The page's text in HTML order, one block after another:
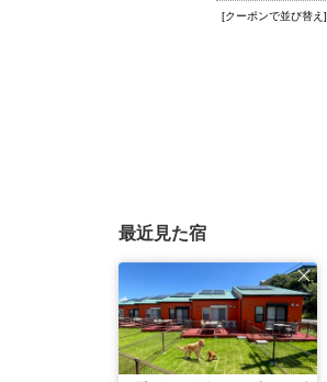
[クーポンで並び替え]
最近見た宿